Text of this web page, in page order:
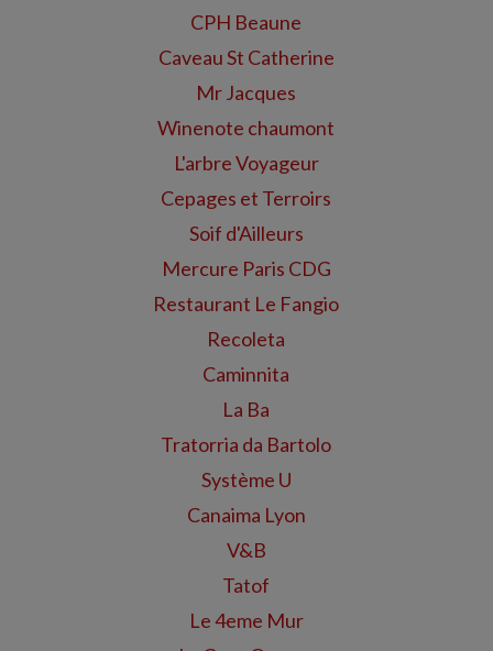
CPH Beaune
Caveau St Catherine
Mr Jacques
Winenote chaumont
L'arbre Voyageur
Cepages et Terroirs
Soif d'Ailleurs
Mercure Paris CDG
Restaurant Le Fangio
Recoleta
Caminnita
La Ba
Tratorria da Bartolo
Système U
Canaima Lyon
V&B
Tatof
Le 4eme Mur